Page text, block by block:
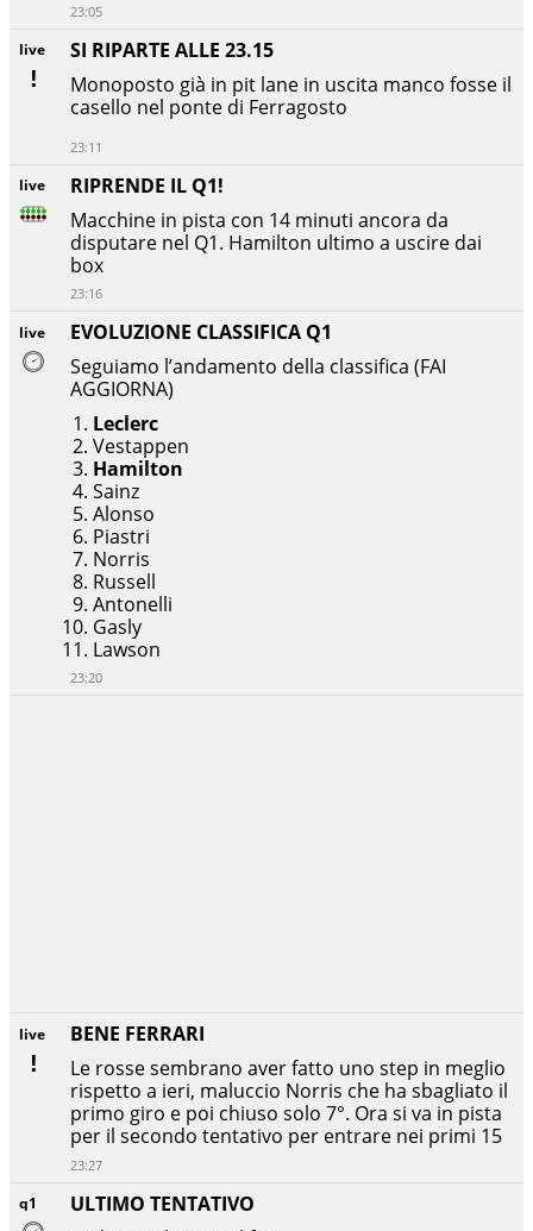
q1
ULTIMO TENTATIVO
live
BENE FERRARI
Le rosse sembrano aver fatto uno step in meglio
rispetto a ieri, maluccio Norris che ha sbagliato il
primo giro e poi chiuso solo 7°. Ora si va in pista
per il secondo tentativo per entrare nei primi 15
23:27
live
EVOLUZIONE CLASSIFICA Q1
Seguiamo l’andamento della classifica (FAI
AGGIORNA)
Leclerc
Vestappen
Hamilton
Sainz
Alonso
Piastri
Norris
Russell
Antonelli
Gasly
Lawson
23:20
live
RIPRENDE IL Q1!
Macchine in pista con 14 minuti ancora da
disputare nel Q1. Hamilton ultimo a uscire dai
box
23:16
live
SI RIPARTE ALLE 23.15
Monoposto già in pit lane in uscita manco fosse il
casello nel ponte di Ferragosto
23:11
23:05